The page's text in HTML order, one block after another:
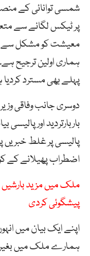
شمسی توانائی کے
پر ٹیکس لگانے سے
معیشت کو مشکل سے
ہماری اولین ترجیح
پہلے بھی مسترد
دوسری جانب وفاقی
باربارتردید اور
پالیسی پر غلط خبریں
اضطراب پھیلانے
ملک میں مزید
پیشگوئی کردی
اپنے ایک بیان میں
ہمارے ملک میں بغیر